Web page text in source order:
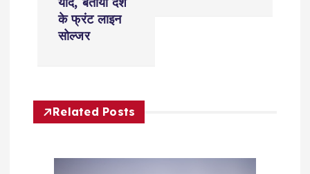
के फ्रंट लाइन
सोल्जर
Related Posts